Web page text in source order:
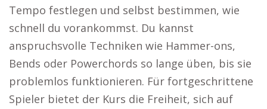
Tempo festlegen und selbst bestimmen, wie
schnell du vorankommst. Du kannst
anspruchsvolle Techniken wie Hammer-ons,
Bends oder Powerchords so lange üben, bis sie
problemlos funktionieren. Für fortgeschrittene
Spieler bietet der Kurs die Freiheit, sich auf